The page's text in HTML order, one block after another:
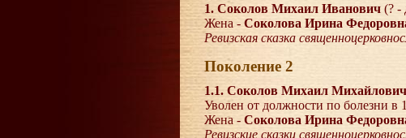
1. Соколов Михаил Иванович (? -
Жена - Соколова Ирина
Ревизская сказка
Поколение 2
1.1. Соколов Михаил Михайлович
Уволен от должности по болезни в
Жена - Соколова Ирина
Ревизские сказки